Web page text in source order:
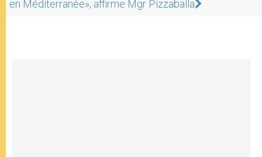
en Méditerranée», affirme Mgr Pizzaballa